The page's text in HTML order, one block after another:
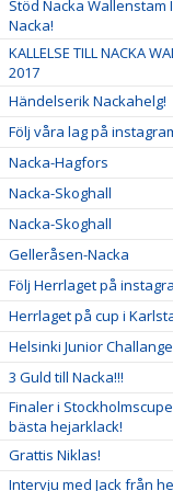
Stöd Nacka Wallenstam
Nacka!
KALLELSE TILL NACKA
2017
Händelserik Nackahelg!
Följ våra lag på
Nacka-Hagfors
Nacka-Skoghall
Nacka-Skoghall
Gelleråsen-Nacka
Följ Herrlaget på
Herrlaget på cup i
Helsinki Junior Challange
3 Guld till Nacka!!!
Finaler i
bästa hejarklack!
Grattis Niklas!
Intervju med Jack från